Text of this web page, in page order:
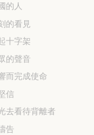
的人
的看見
十字架
的聲音
而完成使命
信
去看待背離者
告